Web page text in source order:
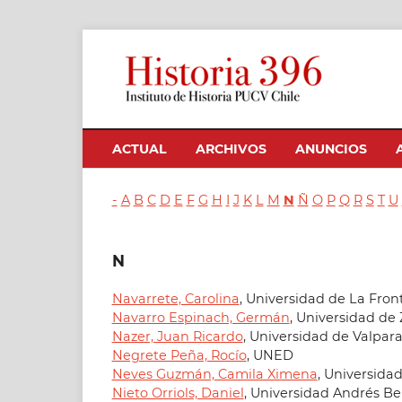
ACTUAL ARCHIVOS ANUNCIOS
- A B C D E F G H I J K L M N Ñ O P Q R S T U
N
Navarrete, Carolina, Universidad de La
Navarro Espinach, Germán, Universidad de
Nazer, Juan Ricardo, Universidad de
Negrete Peña, Rocío, UNED
Neves Guzmán, Camila Ximena,
Nieto Orriols, Daniel, Universidad Andrés